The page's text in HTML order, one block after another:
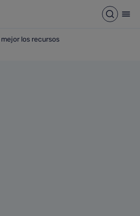
Abrir
y optimizar mejor los recursos
los recursos